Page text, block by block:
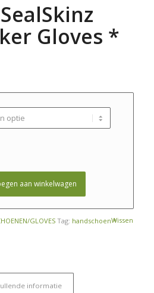
Gloves *
Wissen
aan winkelwagen
GLOVES Tag: handschoen *
informatie